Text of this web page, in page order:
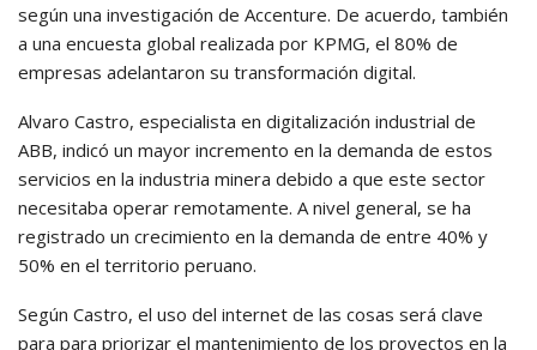
según una investigación de Accenture. De acuerdo, también
a una encuesta global realizada por KPMG, el 80% de
empresas adelantaron su transformación digital.
Alvaro Castro, especialista en digitalización industrial de
ABB, indicó un mayor incremento en la demanda de estos
servicios en la industria minera debido a que este sector
necesitaba operar remotamente. A nivel general, se ha
registrado un crecimiento en la demanda de entre 40% y
50% en el territorio peruano.
Según Castro, el uso del internet de las cosas será clave
para para priorizar el mantenimiento de los proyectos en la